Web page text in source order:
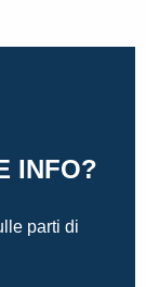
INFO?
parti di